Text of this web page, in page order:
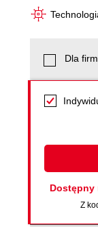
Dla firm
Dostępny
Z